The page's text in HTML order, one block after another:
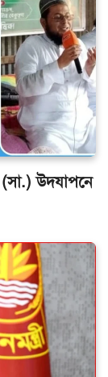
উদযাপনে